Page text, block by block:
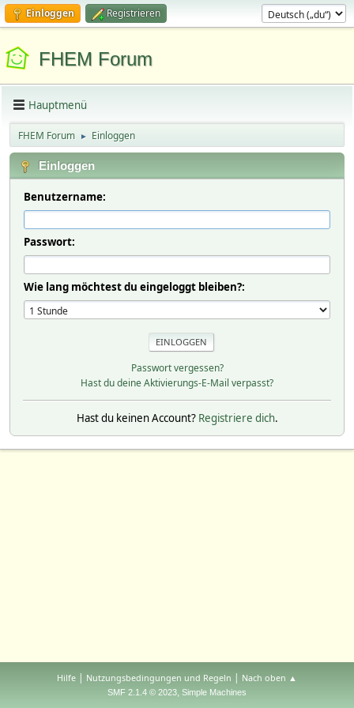
Einloggen Registrieren
FHEM Forum
Hauptmenü
FHEM Forum ► Einloggen
Einloggen
Benutzername:
Passwort:
Wie lang möchtest du eingeloggt bleiben?:
Passwort vergessen?
Hast du deine Aktivierungs-E-Mail verpasst?
Hast du keinen Account? Registriere dich.
Hilfe | Nutzungsbedingungen und Regeln | Nach oben ▲
SMF 2.1.4 © 2023, Simple Machines